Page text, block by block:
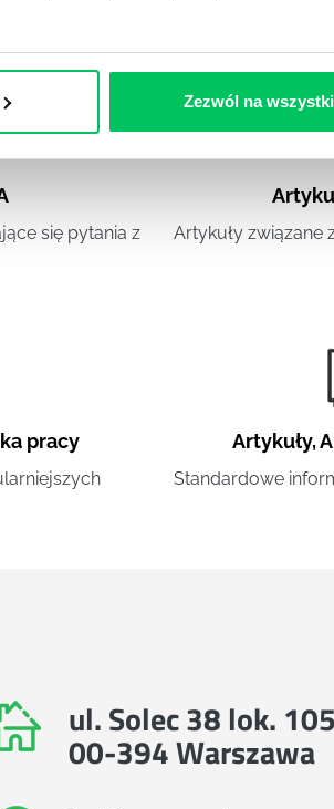
Zezwól na
się pytania z
Artykuły związane
pracy Artykuły,
Standardowe
ul. Solec 38 lok. 105
00-394 Warszawa